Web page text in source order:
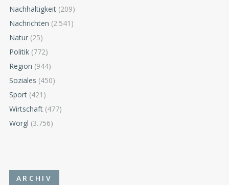
Nachhaltigkeit (209)
Nachrichten (2.541)
Natur (25)
Politik (772)
Region (944)
Soziales (450)
Sport (421)
Wirtschaft (477)
Wörgl (3.756)
ARCHIV